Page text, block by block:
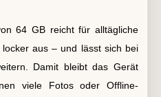
64 GB reicht für alltägliche
aus – und lässt sich bei
Damit bleibt das Gerät
viele Fotos oder Offline-